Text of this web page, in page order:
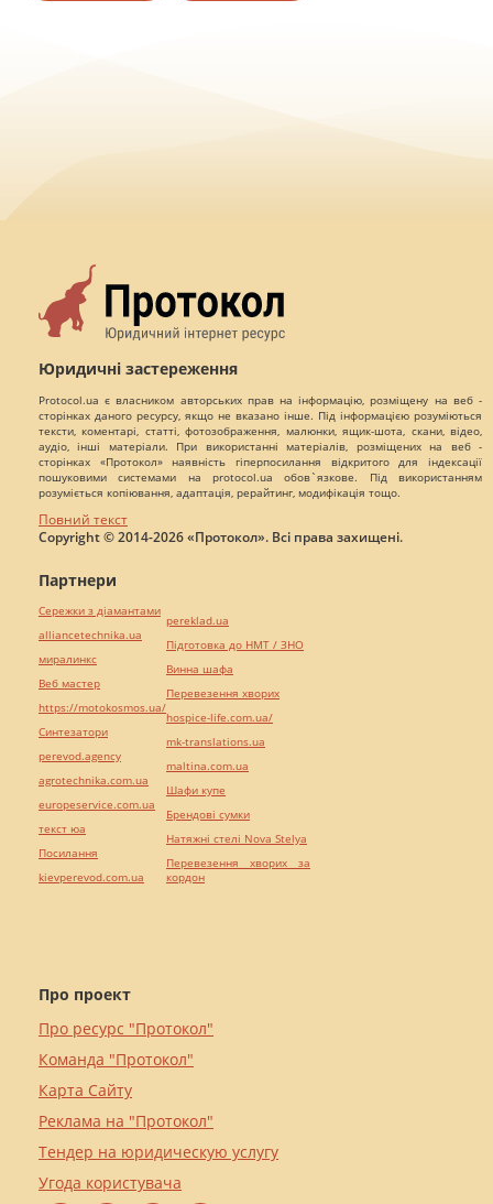
Юридичні застереження
Protocol.ua є власником авторських прав на інформацію, розміщену на веб -
сторінках даного ресурсу, якщо не вказано інше. Під інформацією розуміються
тексти, коментарі, статті, фотозображення, малюнки, ящик-шота, скани, відео,
аудіо, інші матеріали. При використанні матеріалів, розміщених на веб -
сторінках «Протокол» наявність гіперпосилання відкритого для індексації
пошуковими системами на protocol.ua обов`язкове. Під використанням
розуміється копіювання, адаптація, рерайтинг, модифікація тощо.
Повний текст
Copyright © 2014-2026 «Протокол». Всі права захищені.
Про проект
Про ресурс "Протокол"
Команда "Протокол"
Карта Сайту
Реклама на "Протокол"
Тендер на юридическую услугу
Угода користувача
Партнери
Сережки з діамантами
alliancetechnika.ua
миралинкс
Веб мастер
https://motokosmos.ua/
Синтезатори
perevod.agency
agrotechnika.com.ua
europeservice.com.ua
текст юа
Посилання
kievperevod.com.ua
pereklad.ua
Підготовка до НМТ / ЗНО
Винна шафа
Перевезення хворих
hospice-life.com.ua/
mk-translations.ua
maltina.com.ua
Шафи купе
Брендові сумки
Натяжні стелі Nova Stelya
Перевезення хворих за
кордон